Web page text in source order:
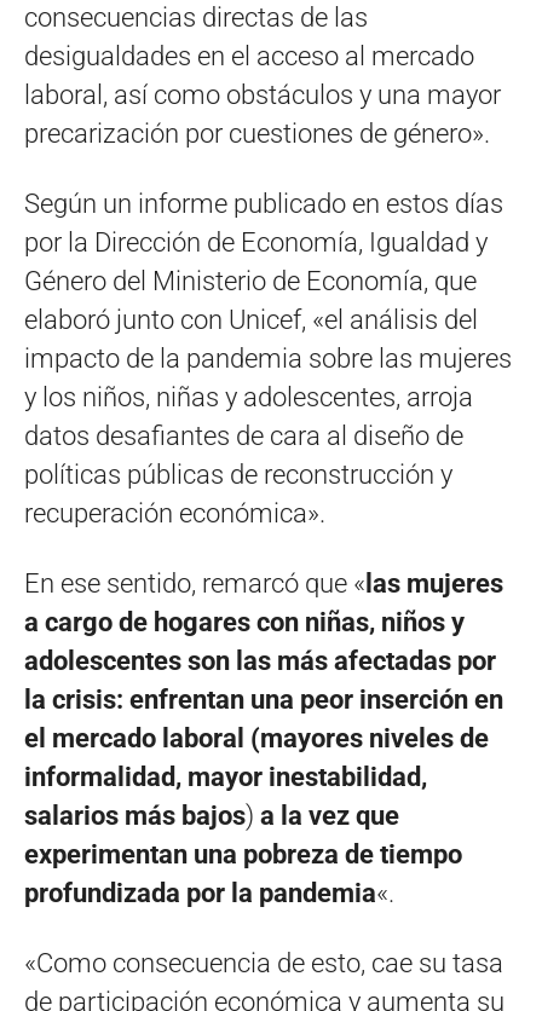
consecuencias directas de las
desigualdades en el acceso al mercado
laboral, así como obstáculos y una mayor
precarización por cuestiones de género».
Según un informe publicado en estos días
por la Dirección de Economía, Igualdad y
Género del Ministerio de Economía, que
elaboró junto con Unicef, «el análisis del
impacto de la pandemia sobre las mujeres
y los niños, niñas y adolescentes, arroja
datos desafiantes de cara al diseño de
políticas públicas de reconstrucción y
recuperación económica».
En ese sentido, remarcó que « las mujeres
a cargo de hogares con niñas, niños y
adolescentes son las más afectadas por
la crisis: enfrentan una peor inserción en
el mercado laboral (mayores niveles de
informalidad, mayor inestabilidad,
salarios más bajos) a la vez que
experimentan una pobreza de tiempo
profundizada por la pandemia«.
«Como consecuencia de esto, cae su tasa
de participación económica y aumenta su